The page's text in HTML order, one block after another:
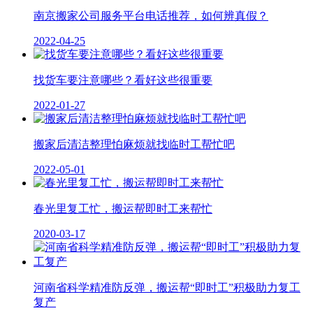
南京搬家公司服务平台电话推荐，如何辨真假？
2022-04-25
找货车要注意哪些？看好这些很重要
2022-01-27
搬家后清洁整理怕麻烦就找临时工帮忙吧
2022-05-01
春光里复工忙，搬运帮即时工来帮忙
2020-03-17
河南省科学精准防反弹，搬运帮“即时工”积极助力复工
复产